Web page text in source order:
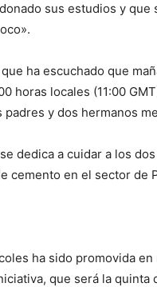
sus estudios y
ha escuchado que
horas locales (11:00
padres y dos hermanos
dedica a cuidar a los
cemento en el sector de
ha sido promovida
que será la